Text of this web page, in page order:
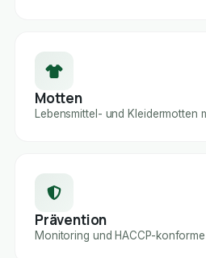
Motten
Lebensmittel- und Kleidermotten
Prävention
Monitoring und HACCP-